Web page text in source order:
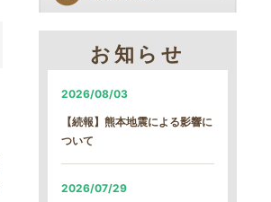
お知らせ
2026/08/03
【続報】熊本地震による影響に
ついて
2026/07/29